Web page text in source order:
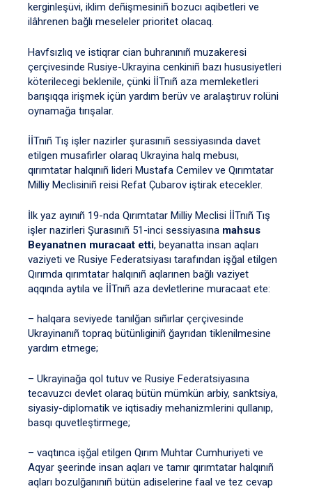
kerginleşüvi, iklim deñişmesiniñ bozucı aqibetleri ve
ilâhrenen bağlı meseleler prioritet olacaq.
Havfsızlıq ve istiqrar cian buhranınıñ muzakeresi
çerçivesinde Rusiye-Ukrayina cenkiniñ bazı hususiyetleri
köterilecegi beklenile, çünki İİTnıñ aza memleketleri
barışıqqa irişmek içün yardım berüv ve aralaştıruv rolüni
oynamağa tırışalar.
İİTnıñ Tış işler nazirler şurasınıñ sessiyasında davet
etilgen musafirler olaraq Ukrayina halq mebusı,
qırımtatar halqınıñ lideri Mustafa Cemilev ve Qırımtatar
Milliy Meclisiniñ reisi Refat Çubarov iştirak etecekler.
İlk yaz ayınıñ 19-nda Qırımtatar Milliy Meclisi İİTnıñ Tış
işler nazirleri Şurasınıñ 51-inci sessiyasına mahsus
Beyanatnen muracaat etti, beyanatta insan aqları
vaziyeti ve Rusiye Federatsiyası tarafından işğal etilgen
Qırımda qırımtatar halqınıñ aqlarınen bağlı vaziyet
aqqında aytıla ve İİTnıñ aza devletlerine muracaat ete:
– halqara seviyede tanılğan sıñırlar çerçivesinde
Ukrayinanıñ topraq bütünliginiñ ğayrıdan tiklenilmesine
yardım etmege;
– Ukrayinağa qol tutuv ve Rusiye Federatsiyasına
tecavuzcı devlet olaraq bütün mümkün arbiy, sanktsiya,
siyasiy-diplomatik ve iqtisadiy mehanizmlerini qullanıp,
basqı quvetleştirmege;
– vaqtınca işğal etilgen Qırım Muhtar Cumhuriyeti ve
Aqyar şeerinde insan aqları ve tamır qırımtatar halqınıñ
aqları bozulğanınıñ bütün adiselerine faal ve tez cevap